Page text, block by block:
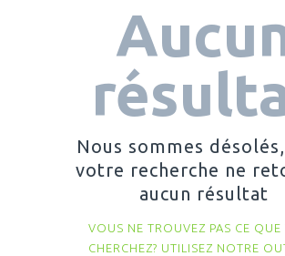
Nous sommes
votre recherche ne
aucun résultat
VOUS NE TROUVEZ PAS CE QUE
CHERCHEZ? UTILISEZ NOTRE